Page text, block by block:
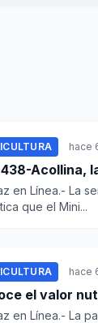
hace
438-Acollina,
en Línea.- La
que el Mini...
hace
el valor
en Línea.- La